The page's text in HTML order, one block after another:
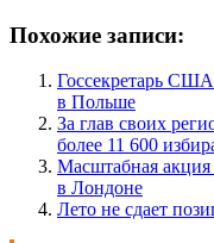
Похожие записи:
Госсекретарь США
в Польше
За глав своих
более 11 600
Масштабная акция
в Лондоне
Лето не сдает